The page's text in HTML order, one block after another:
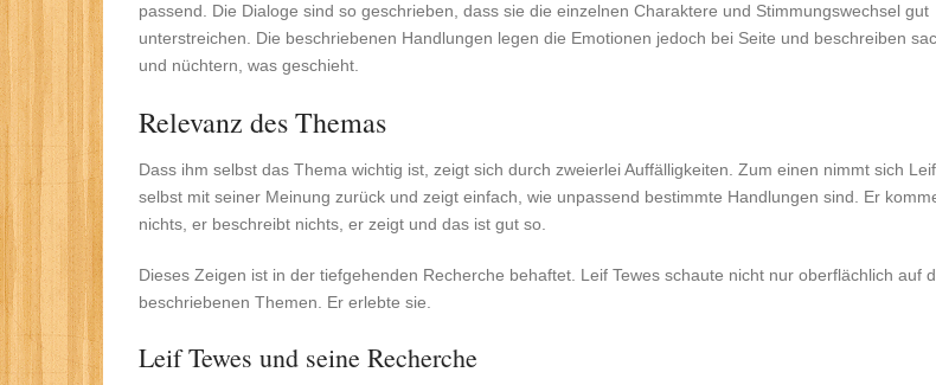
passend. Die Dialoge sind so geschrieben, dass sie die einzelnen Charaktere und Stimmungswechsel gut
unterstreichen. Die beschriebenen Handlungen legen die Emotionen jedoch bei Seite und beschreiben
und nüchtern, was geschieht.
Relevanz des Themas
Dass ihm selbst das Thema wichtig ist, zeigt sich durch zweierlei Auffälligkeiten. Zum einen nimmt sich
selbst mit seiner Meinung zurück und zeigt einfach, wie unpassend bestimmte Handlungen sind. Er
nichts, er beschreibt nichts, er zeigt und das ist gut so.
Dieses Zeigen ist in der tiefgehenden Recherche behaftet. Leif Tewes schaute nicht nur oberflächlich auf
beschriebenen Themen. Er erlebte sie.
Leif Tewes und seine Recherche